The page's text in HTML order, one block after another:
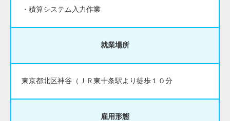
・積算システム入力作業
就業場所
東京都北区神谷（ＪＲ東十条駅より徒歩１０分
雇用形態